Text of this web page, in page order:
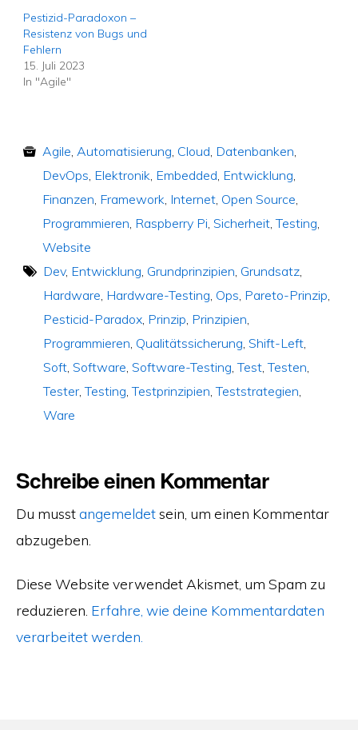
Pestizid-Paradoxon –
Resistenz von Bugs und
Fehlern
15. Juli 2023
In "Agile"
Agile Automatisierung Cloud Datenbanken
DevOps Elektronik Embedded Entwicklung
Finanzen Framework Internet, Open Source
Programmieren Raspberry Pi Sicherheit,Testing
Website
Dev, Entwicklung Grundprinzipien Grundsatz,
Hardware Hardware-Testing Ops Pareto-Prinzip
Pesticid-Paradox, Prinzip Prinzipien
Programmieren Qualitätssicherung Shift-Left,
Soft, Software Software-Testing ,Test,Testen
Tester,Testing ,Testprinzipien ,Teststrategien
Ware
Schreibe einen Kommentar
Du musstangemeldetsein, um einen Kommentar
abzugeben.
Diese Website verwendet Akismet, um Spam zu
reduzieren. Erfahre, wie deine Kommentardaten
verarbeitet werden.